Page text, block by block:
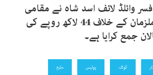
وائلڈ لائف اسد شاہ نے مقامی
عدالت میں ملزمان کے خلاف 44 لاکھ روپے کی
جمع کرایا ہے۔
کوئٹہ پولیس ملزم